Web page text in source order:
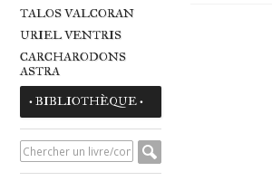
TALOS VALCORAN
URIEL VENTRIS
CARCHARODONS
ASTRA
• BIBLIOTHÈQUE •